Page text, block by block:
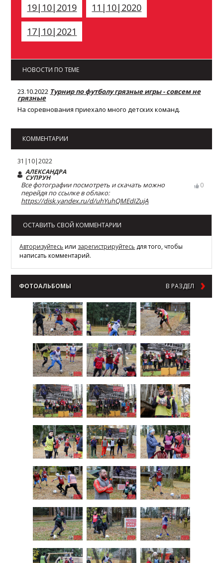
19|10|2019
11|10|2020
17|10|2021
НОВОСТИ ПО ТЕМЕ
23.10.2022 Турнир по футболу грязные игры - совсем не
грязные
На соревнования приехало много детских команд.
КОММЕНТАРИИ
31|10|2022
АЛЕКСАНДРА
СУПРУН
Все фотографии посмотреть и скачать можно
перейдя по ссылке в облако:
https://disk.yandex.ru/d/uhYuhQMEdIZujA
0
ОСТАВИТЬ СВОЙ КОММЕНТАРИИ
Авторизуйтесь или зарегистрируйтесь для того, чтобы
написать комментарий.
ФОТОАЛЬБОМЫ В РАЗДЕЛ